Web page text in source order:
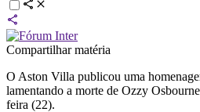
Compartilhar matéria
O Aston Villa publicou uma
lamentando a morte de Ozzy
feira (22).